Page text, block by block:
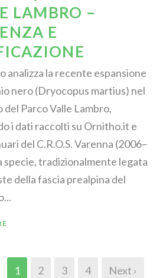
LAMBRO –
E
analizza la recente espansione
nero (Dryocopus martius) nel
Parco Valle Lambro,
i dati raccolti su Ornitho.it e
del C.R.O.S. Varenna (2006–
specie, tradizionalmente legata
della fascia prealpina del
1 2 3 4 Next ›